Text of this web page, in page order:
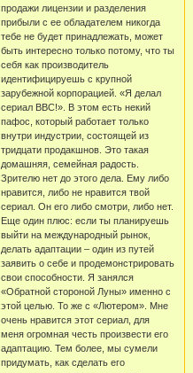
продажи лицензии и разделения
прибыли с ее обладателем никогда
тебе не будет принадлежать, может
быть интересно только потому, что ты
себя как производитель
идентифицируешь с крупной
зарубежной корпорацией. «Я делал
сериал ВВС!». В этом есть некий
пафос, который работает только
внутри индустрии, состоящей из
тридцати продакшнов. Это такая
домашняя, семейная радость.
Зрителю нет до этого дела. Ему либо
нравится, либо не нравится твой
сериал. Он его либо смотри, либо нет.
Еще один плюс: если ты планируешь
выйти на международный рынок,
делать адаптации – один из путей
заявить о себе и продемонстрировать
свои способности. Я занялся
«Обратной стороной Луны» именно с
этой целью. То же с «Лютером». Мне
очень нравится этот сериал, для
меня огромная честь произвести его
адаптацию. Тем более, мы сумели
придумать, как сделать его